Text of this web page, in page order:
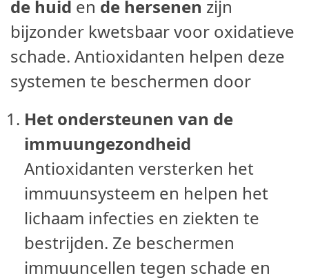
de huid en de hersenen zijn
bijzonder kwetsbaar voor oxidatieve
schade. Antioxidanten helpen deze
systemen te beschermen door
Het ondersteunen van de
immuungezondheid
Antioxidanten versterken het
immuunsysteem en helpen het
lichaam infecties en ziekten te
bestrijden. Ze beschermen
immuuncellen tegen schade en